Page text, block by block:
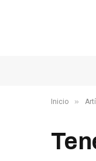
Inicio »